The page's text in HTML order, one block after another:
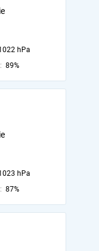
hPa
89%
hPa
87%